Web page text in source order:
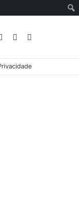
Switch
Barra